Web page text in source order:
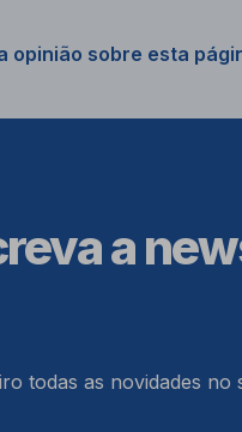
opinião sobre esta
a
todas as novidades no